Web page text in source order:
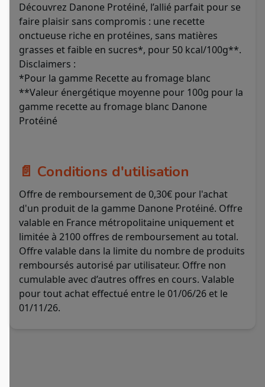
Découvrez Danone Protéiné, l’allié parfait pour se
faire plaisir sans compromis : une recette
onctueuse riche en protéines, sans matières
grasses et faible en sucres*, pour 50 kcal/100g**.
Disclaimers :
*Pour la gamme Recette au fromage blanc
**Valeur énergétique moyenne pour 100g pour la
gamme recette au fromage blanc Danone
Protéiné
📄 Conditions d'utilisation
Offre de remboursement de 0,30€ pour l'achat
d'un produit de la gamme Danone Protéiné. Offre
valable en France métropolitaine uniquement et
limitée à 2100 offres de remboursement au total.
Offre valable dans la limite du nombre de produits
remboursés autorisé par utilisateur. Offre non
cumulable avec d’autres offres en cours. Valable
pour tout achat effectué entre le 01/06/26 et le
01/11/26.